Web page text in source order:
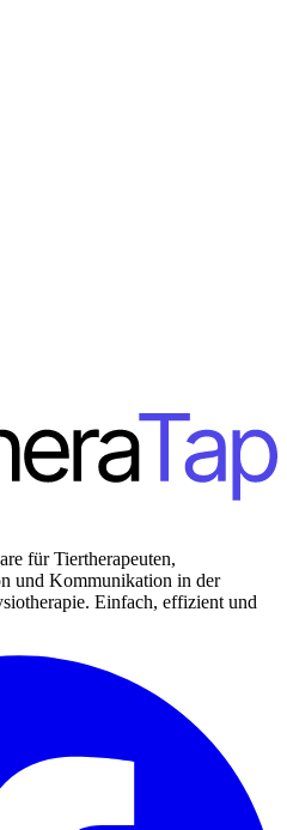
für Tiertherapeuten,
und Kommunikation in der
Einfach, effizient und